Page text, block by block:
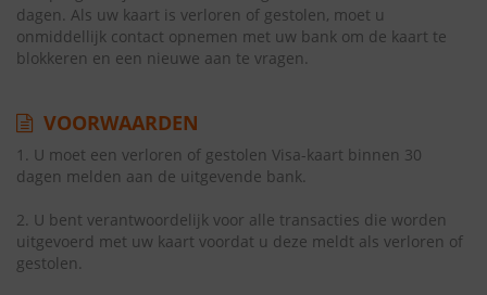
dagen. Als uw kaart is verloren of gestolen, moet u
onmiddellijk contact opnemen met uw bank om de kaart te
blokkeren en een nieuwe aan te vragen.
VOORWAARDEN
1. U moet een verloren of gestolen Visa-kaart binnen 30
dagen melden aan de uitgevende bank.
2. U bent verantwoordelijk voor alle transacties die worden
uitgevoerd met uw kaart voordat u deze meldt als verloren of
gestolen.